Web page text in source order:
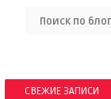
СВЕЖИЕ ЗАПИСИ